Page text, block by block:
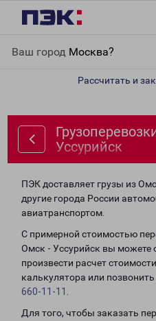
Ваш город Москва?
Рассчитать и
Уссурийск
ПЭК доставляет грузы из
другие города России
авиатранспортом.
С примерной стоимостью
Омск - Уссурийск вы можете
произвести расчет
калькулятора или
660-11-11
Для того, чтобы заказать